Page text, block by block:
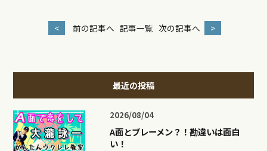
< 前の記事へ 記事一覧 次の記事へ >
最近の投稿
2026/08/04
A面とブレーメン？！勘違いは面白
い！